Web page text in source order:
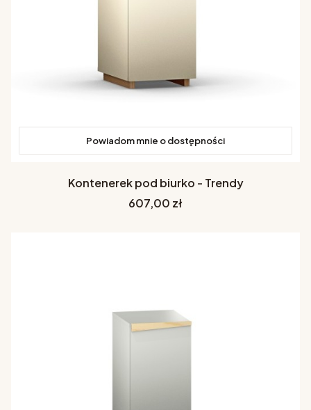
Powiadom mnie o dostępności
Kontenerek pod biurko - Trendy
Cena
607,00 zł